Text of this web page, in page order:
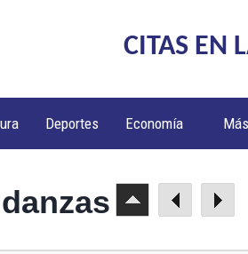
CITAS EN
Deportes Economía Más